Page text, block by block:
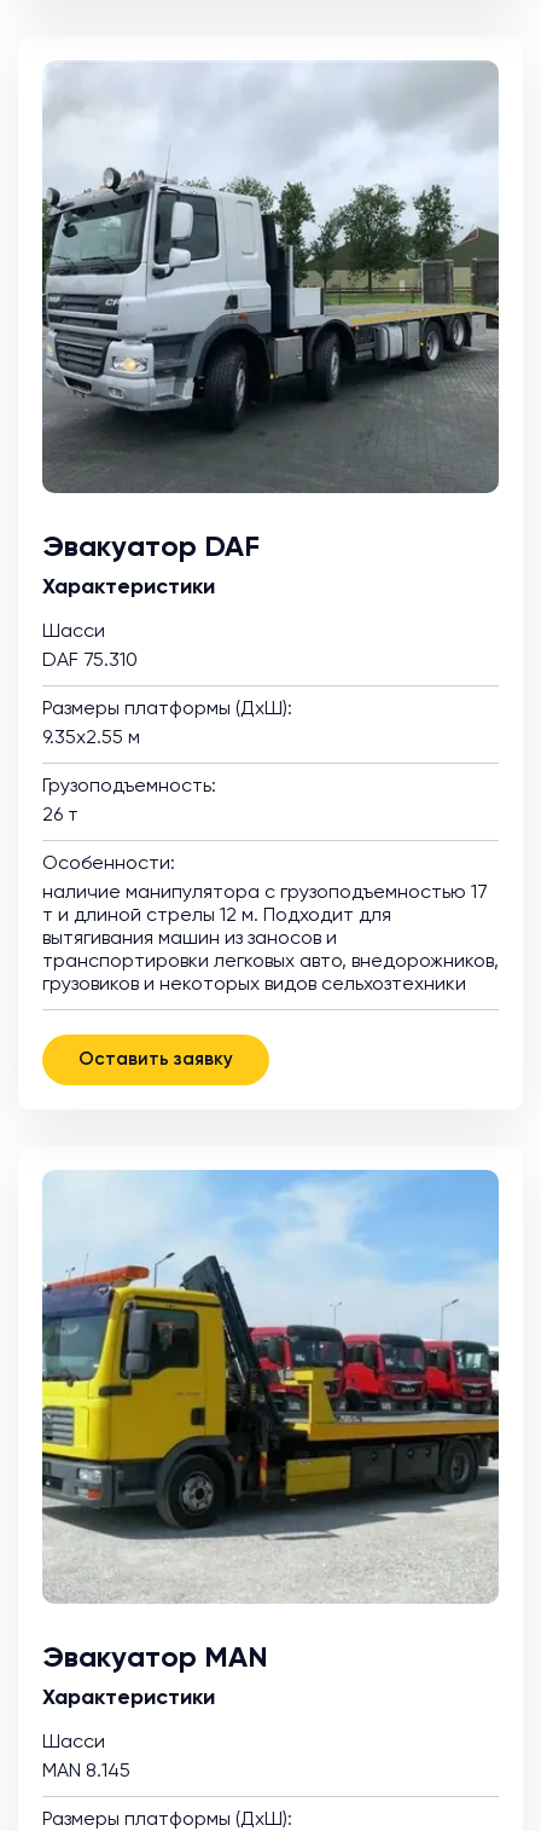
Эвакуатор DAF
Характеристики
Шасси
DAF 75.310
Размеры платформы (ДхШ):
9.35х2.55 м
Грузоподъемность:
26 т
Особенности:
наличие манипулятора с грузоподъемностью 17
т и длиной стрелы 12 м. Подходит для
вытягивания машин из заносов и
транспортировки легковых авто, внедорожников,
грузовиков и некоторых видов сельхозтехники
Оставить заявку
Эвакуатор MAN
Характеристики
Шасси
MAN 8.145
Размеры платформы (ДхШ):